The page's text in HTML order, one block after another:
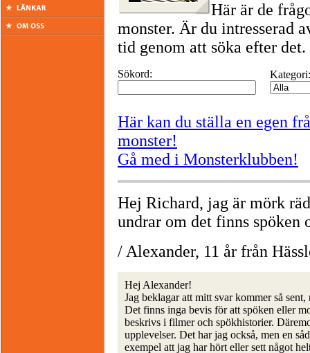
Här är de
monster. Är du intresserad
tid genom att söka efter det.
Sökord: Kategori:
Här kan du ställa en egen
monster!
Gå med i Monsterklubben!
Hej Richard, jag är mörk
undrar om det finns spöken
/ Alexander, 11 år från
Hej Alexander!
Jag beklagar att mitt svar kommer så
Det finns inga bevis för att spöken eller
beskrivs i filmer och spökhistorier.
upplevelser. Det har jag också, men en
exempel att jag har hört eller sett något